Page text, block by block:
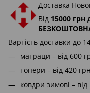
Доставка
Від 15000 грн
Вартість доставки до
матраци – від 600
топери – від 420 грн
ковдри зимові –